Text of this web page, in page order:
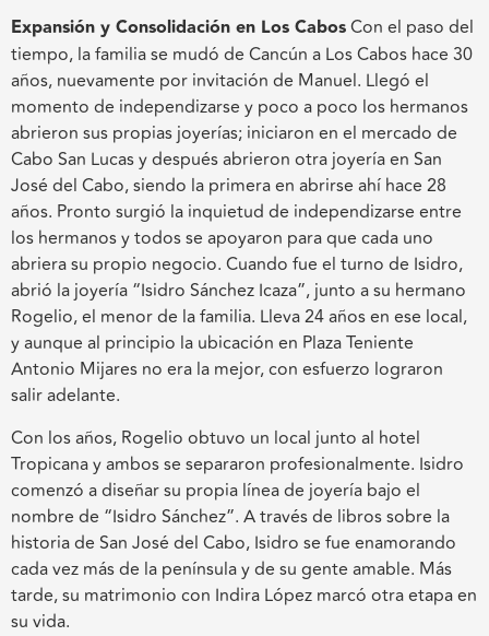
Expansión y Consolidación en Los CabosCon el paso del
tiempo, la familia se mudó de Cancún a Los Cabos hace 30
años, nuevamente por invitación de Manuel. Llegó el
momento de independizarse y poco a poco los hermanos
abrieron sus propias joyerías; iniciaron en el mercado de
Cabo San Lucas y después abrieron otra joyería en San
José del Cabo, siendo la primera en abrirse ahí hace 28
años. Pronto surgió la inquietud de independizarse entre
los hermanos y todos se apoyaron para que cada uno
abriera su propio negocio. Cuando fue el turno de Isidro,
abrió la joyería “Isidro Sánchez Icaza”, junto a su hermano
Rogelio, el menor de la familia. Lleva 24 años en ese local,
y aunque al principio la ubicación en Plaza Teniente
Antonio Mijares no era la mejor, con esfuerzo lograron
salir adelante.
Con los años, Rogelio obtuvo un local junto al hotel
Tropicana y ambos se separaron profesionalmente. Isidro
comenzó a diseñar su propia línea de joyería bajo el
nombre de “Isidro Sánchez”. A través de libros sobre la
historia de San José del Cabo, Isidro se fue enamorando
cada vez más de la península y de su gente amable. Más
tarde, su matrimonio con Indira López marcó otra etapa en
su vida.